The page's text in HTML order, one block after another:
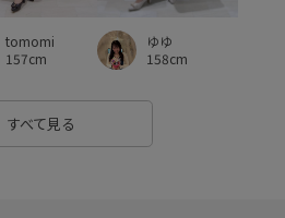
ン ニット素材
バルーンスリーブ
ビスチェ ビスチェ風
ブラウス ブラジャー
tomomi
157cm
ゆゆ
158cm
すべて見る